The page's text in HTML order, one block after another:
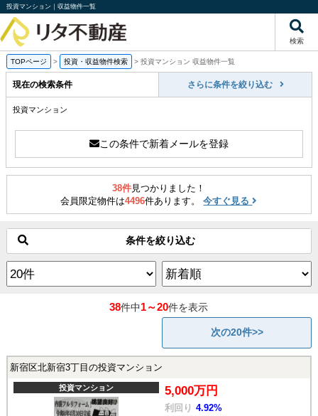
投資マンション｜収益物件一覧
検索
TOPページ > 投資・収益物件検索 > 投資マンション 収益物件一覧
現在の検索条件 さらに条件を絞り込む
投資マンション
この条件で新着メールを登録
38件見つかりました！
会員限定物件は4496件あります。今すぐ見る
条件を絞り込む
38件中1～20件を表示
次の20件>>
新宿区北新宿3丁目の投資マンション
投資マンション 5,000万円
利回り 4.92%